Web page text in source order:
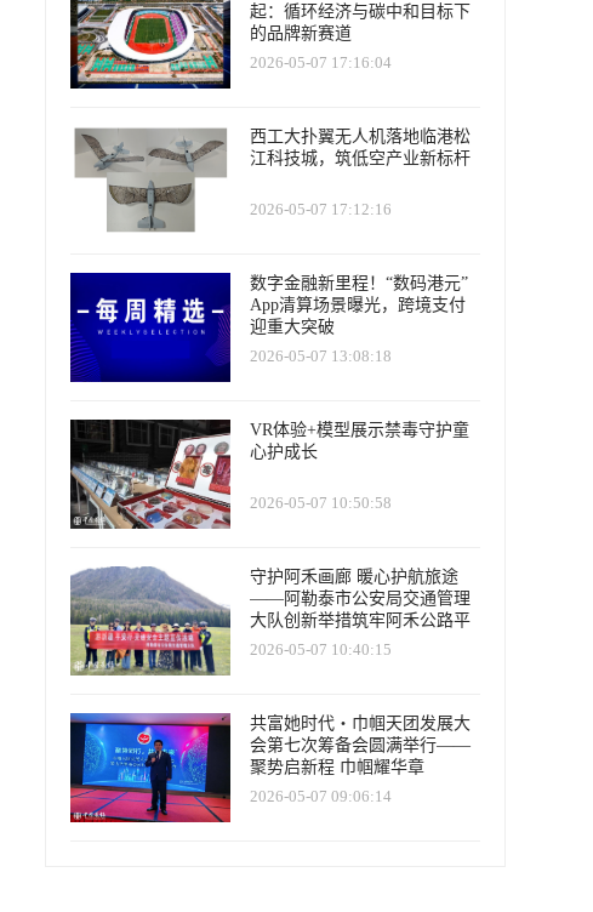
起：循环经济与碳中和目标下
的品牌新赛道
2026-05-07 17:16:04
西工大扑翼无人机落地临港松
江科技城，筑低空产业新标杆
2026-05-07 17:12:16
数字金融新里程！“数码港元”
App清算场景曝光，跨境支付
迎重大突破
2026-05-07 13:08:18
VR体验+模型展示禁毒守护童
心护成长
2026-05-07 10:50:58
守护阿禾画廊 暖心护航旅途
——阿勒泰市公安局交通管理
大队创新举措筑牢阿禾公路平
安防线
2026-05-07 10:40:15
共富她时代・巾帼天团发展大
会第七次筹备会圆满举行——
聚势启新程 巾帼耀华章
2026-05-07 09:06:14